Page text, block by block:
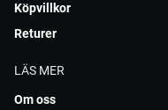
Köpvillkor
Returer
LÄS MER
Om oss